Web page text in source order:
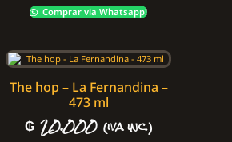
Comprar via Whatsapp!
The hop – La Fernandina –
473 ml
₲20.000 (iva inc.)